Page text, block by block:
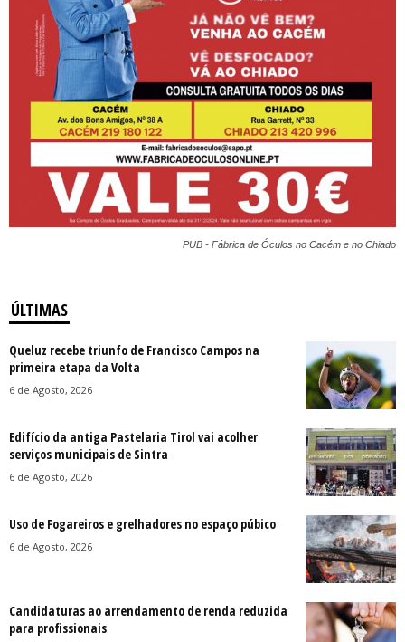
PUB - Fábrica de Óculos no Cacém e no Chiado
ÚLTIMAS
Queluz recebe triunfo de Francisco Campos na
primeira etapa da Volta
6 de Agosto, 2026
Edifício da antiga Pastelaria Tirol vai acolher
serviços municipais de Sintra
6 de Agosto, 2026
Uso de Fogareiros e grelhadores no espaço púbico
6 de Agosto, 2026
Candidaturas ao arrendamento de renda reduzida
para profissionais